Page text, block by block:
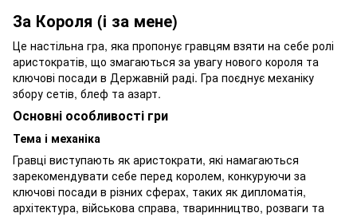
За Короля (і за мене)
Це настільна гра, яка пропонує гравцям взяти на себе ролі
аристократів, що змагаються за увагу нового короля та
ключові посади в Державній раді. Гра поєднує механіку
збору сетів, блеф та азарт.
Основні особливості гри
Тема і механіка
Гравці виступають як аристократи, які намагаються
зарекомендувати себе перед королем, конкуруючи за
ключові посади в різних сферах, таких як дипломатія,
архітектура, військова справа, тваринництво, розваги та